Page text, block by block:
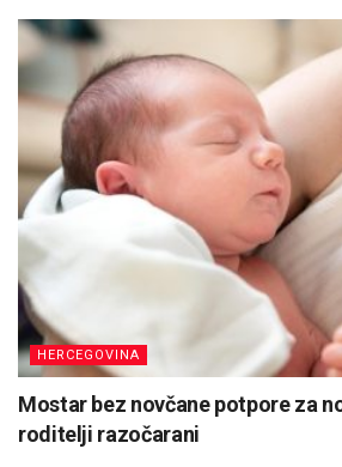
HERCEGOVINA
Mostar bez novčane potpore za
roditelji razočarani